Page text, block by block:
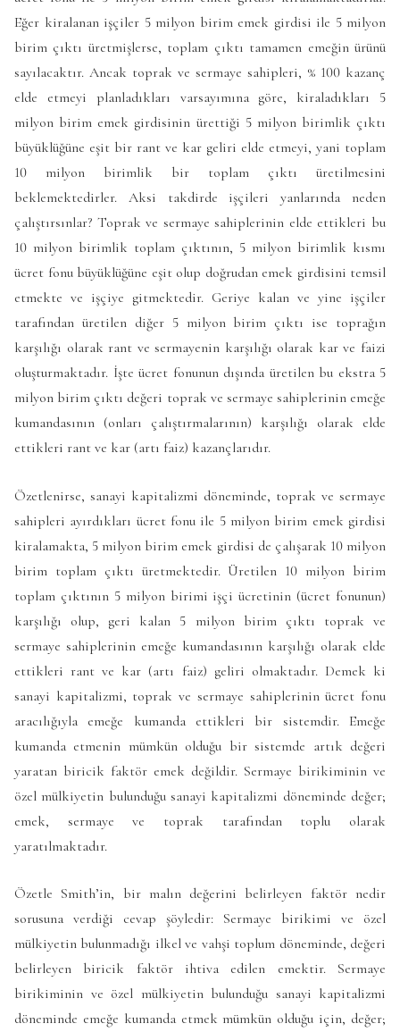
Eğer kiralanan işçiler 5 milyon birim emek girdisi ile 5 milyon
birim çıktı üretmişlerse, toplam çıktı tamamen emeğin ürünü
sayılacaktır. Ancak toprak ve sermaye sahipleri, % 100 kazanç
elde etmeyi planladıkları varsayımına göre, kiraladıkları 5
milyon birim emek girdisinin ürettiği 5 milyon birimlik çıktı
büyüklüğüne eşit bir rant ve kar geliri elde etmeyi, yani toplam
10 milyon birimlik bir toplam çıktı üretilmesini
beklemektedirler. Aksi takdirde işçileri yanlarında neden
çalıştırsınlar? Toprak ve sermaye sahiplerinin elde ettikleri bu
10 milyon birimlik toplam çıktının, 5 milyon birimlik kısmı
ücret fonu büyüklüğüne eşit olup doğrudan emek girdisini temsil
etmekte ve işçiye gitmektedir. Geriye kalan ve yine işçiler
tarafından üretilen diğer 5 milyon birim çıktı ise toprağın
karşılığı olarak rant ve sermayenin karşılığı olarak kar ve faizi
oluşturmaktadır. İşte ücret fonunun dışında üretilen bu ekstra 5
milyon birim çıktı değeri toprak ve sermaye sahiplerinin emeğe
kumandasının (onları çalıştırmalarının) karşılığı olarak elde
ettikleri rant ve kar (artı faiz) kazançlarıdır.
Özetlenirse, sanayi kapitalizmi döneminde, toprak ve sermaye
sahipleri ayırdıkları ücret fonu ile 5 milyon birim emek girdisi
kiralamakta, 5 milyon birim emek girdisi de çalışarak 10 milyon
birim toplam çıktı üretmektedir. Üretilen 10 milyon birim
toplam çıktının 5 milyon birimi işçi ücretinin (ücret fonunun)
karşılığı olup, geri kalan 5 milyon birim çıktı toprak ve
sermaye sahiplerinin emeğe kumandasının karşılığı olarak elde
ettikleri rant ve kar (artı faiz) geliri olmaktadır. Demek ki
sanayi kapitalizmi, toprak ve sermaye sahiplerinin ücret fonu
aracılığıyla emeğe kumanda ettikleri bir sistemdir. Emeğe
kumanda etmenin mümkün olduğu bir sistemde artık değeri
yaratan biricik faktör emek değildir. Sermaye birikiminin ve
özel mülkiyetin bulunduğu sanayi kapitalizmi döneminde değer;
emek, sermaye ve toprak tarafından toplu olarak
yaratılmaktadır.
Özetle Smith’in, bir malın değerini belirleyen faktör nedir
sorusuna verdiği cevap şöyledir: Sermaye birikimi ve özel
mülkiyetin bulunmadığı ilkel ve vahşi toplum döneminde, değeri
belirleyen biricik faktör ihtiva edilen emektir. Sermaye
birikiminin ve özel mülkiyetin bulunduğu sanayi kapitalizmi
döneminde emeğe kumanda etmek mümkün olduğu için, değer;